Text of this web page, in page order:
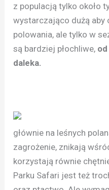
z populacją tylko około
wystarczająco dużą aby
polowania, ale tylko w
są bardziej płochliwe,
daleka.
głównie na leśnych
zagrożenie, znikają
korzystają równie
Parku Safari jest też